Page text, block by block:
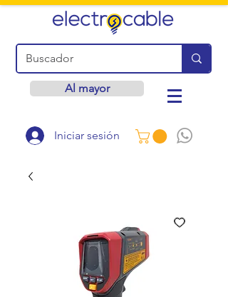
Al mayor
Iniciar sesión